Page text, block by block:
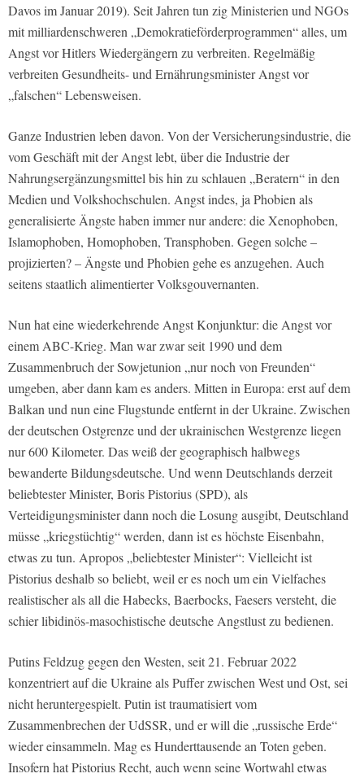
Davos im Januar 2019). Seit Jahren tun zig Ministerien und NGOs
mit milliardenschweren „Demokratieförderprogrammen“ alles, um
Angst vor Hitlers Wiedergängern zu verbreiten. Regelmäßig
verbreiten Gesundheits- und Ernährungsminister Angst vor
„falschen“ Lebensweisen.
Ganze Industrien leben davon. Von der Versicherungsindustrie, die
vom Geschäft mit der Angst lebt, über die Industrie der
Nahrungsergänzungsmittel bis hin zu schlauen „Beratern“ in den
Medien und Volkshochschulen. Angst indes, ja Phobien als
generalisierte Ängste haben immer nur andere: die Xenophoben,
Islamophoben, Homophoben, Transphoben. Gegen solche –
projizierten? – Ängste und Phobien gehe es anzugehen. Auch
seitens staatlich alimentierter Volksgouvernanten.
Nun hat eine wiederkehrende Angst Konjunktur: die Angst vor
einem ABC-Krieg. Man war zwar seit 1990 und dem
Zusammenbruch der Sowjetunion „nur noch von Freunden“
umgeben, aber dann kam es anders. Mitten in Europa: erst auf dem
Balkan und nun eine Flugstunde entfernt in der Ukraine. Zwischen
der deutschen Ostgrenze und der ukrainischen Westgrenze liegen
nur 600 Kilometer. Das weiß der geographisch halbwegs
bewanderte Bildungsdeutsche. Und wenn Deutschlands derzeit
beliebtester Minister, Boris Pistorius (SPD), als
Verteidigungsminister dann noch die Losung ausgibt, Deutschland
müsse „kriegstüchtig“ werden, dann ist es höchste Eisenbahn,
etwas zu tun. Apropos „beliebtester Minister“: Vielleicht ist
Pistorius deshalb so beliebt, weil er es noch um ein Vielfaches
realistischer als all die Habecks, Baerbocks, Faesers versteht, die
schier libidinös-masochistische deutsche Angstlust zu bedienen.
Putins Feldzug gegen den Westen, seit 21. Februar 2022
konzentriert auf die Ukraine als Puffer zwischen West und Ost, sei
nicht heruntergespielt. Putin ist traumatisiert vom
Zusammenbrechen der UdSSR, und er will die „russische Erde“
wieder einsammeln. Mag es Hunderttausende an Toten geben.
Insofern hat Pistorius Recht, auch wenn seine Wortwahl etwas